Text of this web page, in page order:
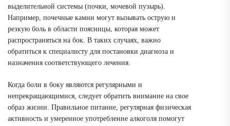
выделительной системы (почки, мочевой пузырь).
Например, почечные камни могут вызывать острую и
резкую боль в области поясницы, которая может
распространяться на бок. В таких случаях, важно
обратиться к специалисту для постановки диагноза и
назначения соответствующего лечения.
Когда боли в боку являются регулярными и
непрекращающимися, следует обратить внимание на свое
образ жизни. Правильное питание, регулярная физическая
активность и умеренное употребление алкоголя помогут